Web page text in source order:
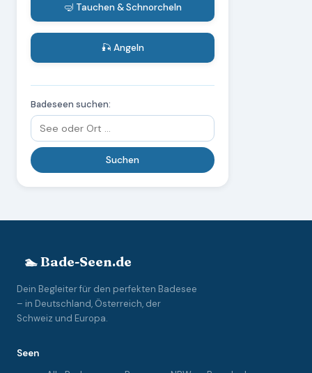
🤿 Tauchen & Schnorcheln
🎣 Angeln
Badeseen suchen:
🏊 Bade-Seen.de
Dein Begleiter für den perfekten Badesee
– in Deutschland, Österreich, der
Schweiz und Europa.
Seen